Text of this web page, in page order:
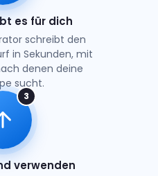
es für dich
schreibt den
in Sekunden, mit
denen deine
sucht.
3
verwenden